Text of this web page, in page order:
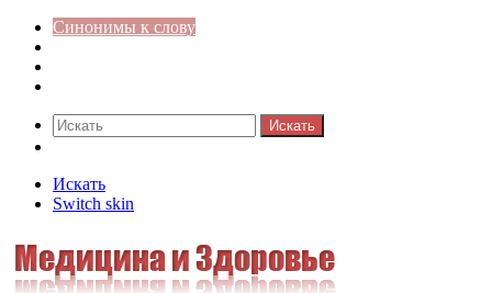
Синонимы к слову
Искать
Искать
Switch skin